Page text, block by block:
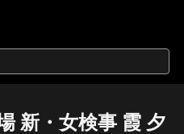
新・女検事 霞 夕